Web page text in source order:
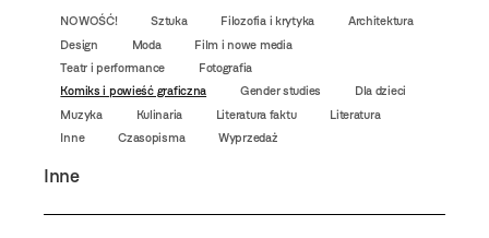
NOWOŚĆ! Sztuka Filozofia i krytyka
Architektura
Design
Moda
Film i nowe media
Teatr i performance
Fotografia
Komiks i powieść graficzna
Gender studies
Dla dzieci
Muzyka
Kulinaria Literatura faktu
Literatura
Inne
Czasopisma Wyprzedaż
Inne